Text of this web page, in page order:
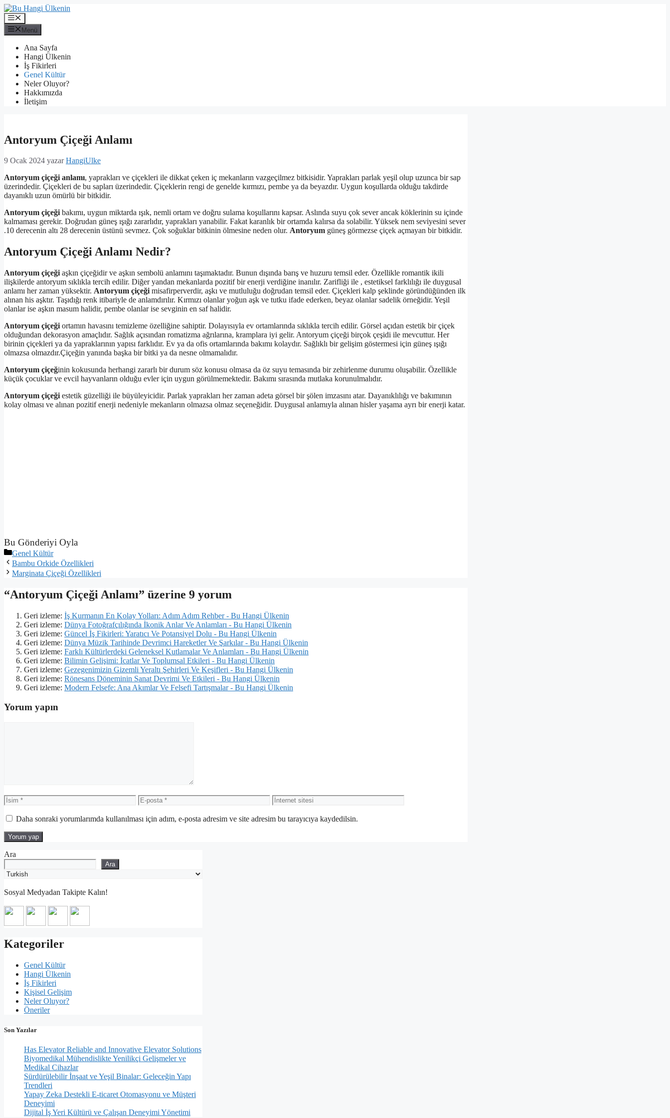
İçeriğe
atla
Menü
Menü
Ana Sayfa
Hangi Ülkenin
İş Fikirleri
Genel Kültür
Neler Oluyor?
Hakkımızda
İletişim
Antoryum Çiçeği Anlamı
9 Ocak 2024 yazarHangiUlke
Antoryum çiçeği anlamı, yaprakları ve çiçekleri ile dikkat çeken iç mekanların vazgeçilmez bitkisidir. Yaprakları parlak yeşil olup uzunca bir sap
üzerindedir. Çiçekleri de bu sapları üzerindedir. Çiçeklerin rengi de genelde kırmızı, pembe ya da beyazdır. Uygun koşullarda olduğu takdirde
dayanıklı uzun ömürlü bir bitkidir.
Antoryum çiçeğibakımı, uygun miktarda ışık, nemli ortam ve doğru sulama koşullarını kapsar. Aslında suyu çok sever ancak köklerinin su içinde
kalmaması gerekir. Doğrudan güneş ışığı zararlıdır, yaprakları yanabilir. Fakat karanlık bir ortamda kalırsa da solabilir. Yüksek nem seviyesini sever
.10 derecenin altı 28 derecenin üstünü sevmez. Çok soğuklar bitkinin ölmesine neden olur. Antoryum güneş görmezse çiçek açmayan bir bitkidir.
Antoryum Çiçeği Anlamı Nedir?
Antoryum çiçeği aşkın çiçeğidir ve aşkın sembolü anlamını taşımaktadır. Bunun dışında barış ve huzuru temsil eder. Özellikle romantik ikili
ilişkilerde antoryum sıklıkla tercih edilir. Diğer yandan mekanlarda pozitif bir enerji verdiğine inanılır. Zarifliği ile , estetiksel farklılığı ile duygusal
anlamı her zaman yüksektir. Antoryum çiçeği misafirperverdir, aşkı ve mutluluğu doğrudan temsil eder. Çiçekleri kalp şeklinde göründüğünden ilk
alınan his aşktır. Taşıdığı renk itibariyle de anlamdırılır. Kırmızı olanlar yoğun aşk ve tutku ifade ederken, beyaz olanlar sadelik örneğidir. Yeşil
olanlar ise aşkın masum halidir, pembe olanlar ise sevginin en saf halidir.
Antoryum çiçeği ortamın havasını temizleme özelliğine sahiptir. Dolayısıyla ev ortamlarında sıklıkla tercih edilir. Görsel açıdan estetik bir çiçek
olduğundan dekorasyon amaçlıdır. Sağlık açısından romatizma ağrılarına, kramplara iyi gelir. Antoryum çiçeği birçok çeşidi ile mevcuttur. Her
birinin çiçekleri ya da yapraklarının yapısı farklıdır. Ev ya da ofis ortamlarında bakımı kolaydır. Sağlıklı bir gelişim göstermesi için güneş ışığı
olmazsa olmazdır.Çiçeğin yanında başka bir bitki ya da nesne olmamalıdır.
Antoryum çiçeğinin kokusunda herhangi zararlı bir durum söz konusu olmasa da öz suyu temasında bir zehirlenme durumu oluşabilir. Özellikle
küçük çocuklar ve evcil hayvanların olduğu evler için uygun görülmemektedir. Bakımı sırasında mutlaka korunulmalıdır.
Antoryum çiçeği estetik güzelliği ile büyüleyicidir. Parlak yaprakları her zaman adeta görsel bir şölen imzasını atar. Dayanıklılığı ve bakımının
kolay olması ve alınan pozitif enerji nedeniyle mekanların olmazsa olmaz seçeneğidir. Duygusal anlamıyla alınan hisler yaşama ayrı bir enerji katar.
Bu Gönderiyi Oyla
Kategoriler
Genel Kültür
Bambu Orkide Özellikleri
Marginata Çiçeği Özellikleri
“Antoryum Çiçeği Anlamı” üzerine 9 yorum
Geri izleme: İş Kurmanın En Kolay Yolları: Adım Adım Rehber - Bu Hangi Ülkenin
Geri izleme: Dünya Fotoğrafçılığında İkonik Anlar Ve Anlamları - Bu Hangi Ülkenin
Geri izleme: Güncel İş Fikirleri: Yaratıcı Ve Potansiyel Dolu - Bu Hangi Ülkenin
Geri izleme: Dünya Müzik Tarihinde Devrimci Hareketler Ve Şarkılar - Bu Hangi Ülkenin
Geri izleme: Farklı Kültürlerdeki Geleneksel Kutlamalar Ve Anlamları - Bu Hangi Ülkenin
Geri izleme: Bilimin Gelişimi: İcatlar Ve Toplumsal Etkileri - Bu Hangi Ülkenin
Geri izleme: Gezegenimizin Gizemli Yeraltı Şehirleri Ve Keşifleri - Bu Hangi Ülkenin
Geri izleme: Rönesans Döneminin Sanat Devrimi Ve Etkileri - Bu Hangi Ülkenin
Geri izleme: Modern Felsefe: Ana Akımlar Ve Felsefi Tartışmalar - Bu Hangi Ülkenin
Yorum yapın
İsim
E-
posta
İnternet
sitesi
Daha sonraki yorumlarımda kullanılması için adım, e-posta adresim ve site adresim bu tarayıcıya kaydedilsin.
Ara
Ara
Sosyal Medyadan Takipte Kalın!
Kategoriler
Genel Kültür
Hangi Ülkenin
İş Fikirleri
Kişisel Gelişim
Neler Oluyor?
Öneriler
Son Yazılar
Has Elevator Reliable and Innovative Elevator Solutions
Biyomedikal Mühendislikte Yenilikçi Gelişmeler ve
Medikal Cihazlar
Sürdürülebilir İnşaat ve Yeşil Binalar: Geleceğin Yapı
Trendleri
Yapay Zeka Destekli E-ticaret Otomasyonu ve Müşteri
Deneyimi
Dijital İş Yeri Kültürü ve Çalışan Deneyimi Yönetimi